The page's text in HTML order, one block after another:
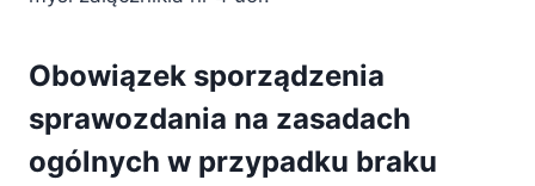
Obowiązek sporządzenia
sprawozdania na zasadach
ogólnych w przypadku braku